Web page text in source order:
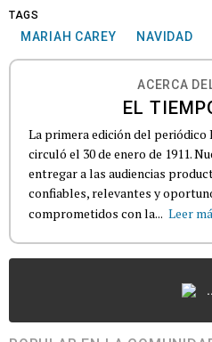
TAGS
MARIAH CAREY NAVIDAD
ACERCA
EL
La primera edición del periódico
circuló el 30 de enero de 1911.
entregar a las audiencias
confiables, relevantes y
comprometidos con la... Leer